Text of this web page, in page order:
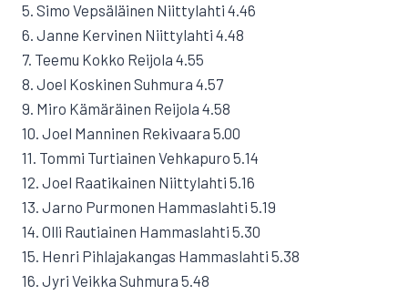
5. Simo Vepsäläinen Niittylahti 4.46
6. Janne Kervinen Niittylahti 4.48
7. Teemu Kokko Reijola 4.55
8. Joel Koskinen Suhmura 4.57
9. Miro Kämäräinen Reijola 4.58
10. Joel Manninen Rekivaara 5.00
11. Tommi Turtiainen Vehkapuro 5.14
12. Joel Raatikainen Niittylahti 5.16
13. Jarno Purmonen Hammaslahti 5.19
14. Olli Rautiainen Hammaslahti 5.30
15. Henri Pihlajakangas Hammaslahti 5.38
16. Jyri Veikka Suhmura 5.48